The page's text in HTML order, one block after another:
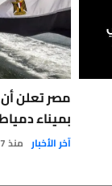
مصر تعلن
بميناء
آخر الأخبار منذ 7 أيام